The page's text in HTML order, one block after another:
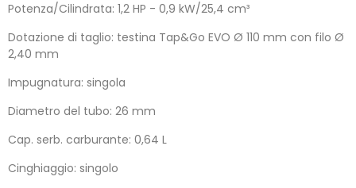
Potenza/Cilindrata: 1,2 HP - 0,9 kW/25,4 cm³
Dotazione di taglio: testina Tap&Go EVO Ø 110 mm con filo Ø
2,40 mm
Impugnatura: singola
Diametro del tubo: 26 mm
Cap. serb. carburante: 0,64 L
Cinghiaggio: singolo